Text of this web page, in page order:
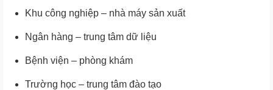
Khu công nghiệp – nhà máy sản xuất
Ngân hàng – trung tâm dữ liệu
Bệnh viện – phòng khám
Trường học – trung tâm đào tạo